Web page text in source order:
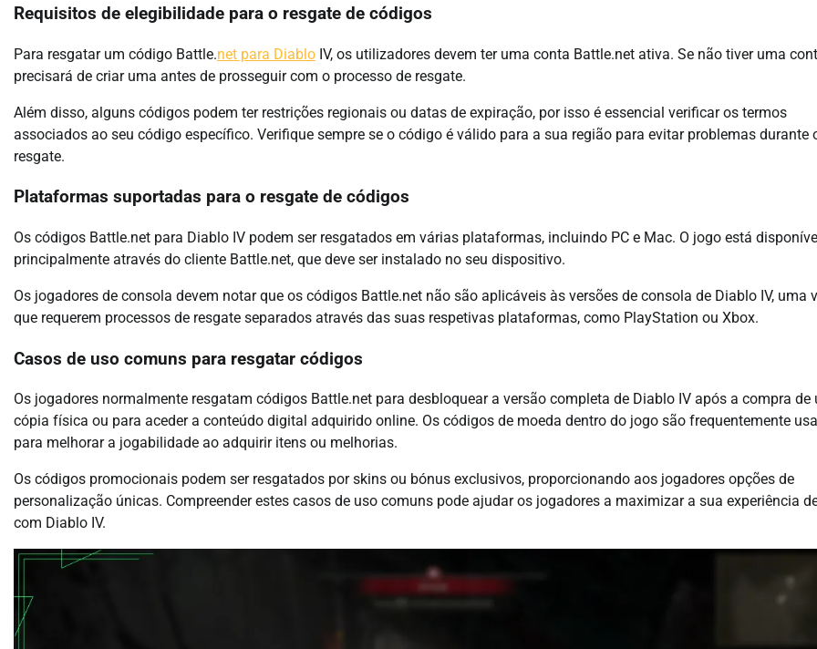
Requisitos de elegibilidade para o resgate de códigos
Para resgatar um código Battle.net para Diablo IV, os utilizadores devem ter uma conta Battle.net ativa. Se não tiver uma
precisará de criar uma antes de prosseguir com o processo de resgate.
Além disso, alguns códigos podem ter restrições regionais ou datas de expiração, por isso é essencial verificar os termos
associados ao seu código específico. Verifique sempre se o código é válido para a sua região para evitar problemas durante
resgate.
Plataformas suportadas para o resgate de códigos
Os códigos Battle.net para Diablo IV podem ser resgatados em várias plataformas, incluindo PC e Mac. O jogo está
principalmente através do cliente Battle.net, que deve ser instalado no seu dispositivo.
Os jogadores de consola devem notar que os códigos Battle.net não são aplicáveis às versões de consola de Diablo IV, uma
que requerem processos de resgate separados através das suas respetivas plataformas, como PlayStation ou Xbox.
Casos de uso comuns para resgatar códigos
Os jogadores normalmente resgatam códigos Battle.net para desbloquear a versão completa de Diablo IV após a compra de
cópia física ou para aceder a conteúdo digital adquirido online. Os códigos de moeda dentro do jogo são frequentemente
para melhorar a jogabilidade ao adquirir itens ou melhorias.
Os códigos promocionais podem ser resgatados por skins ou bónus exclusivos, proporcionando aos jogadores opções de
personalização únicas. Compreender estes casos de uso comuns pode ajudar os jogadores a maximizar a sua experiência
com Diablo IV.